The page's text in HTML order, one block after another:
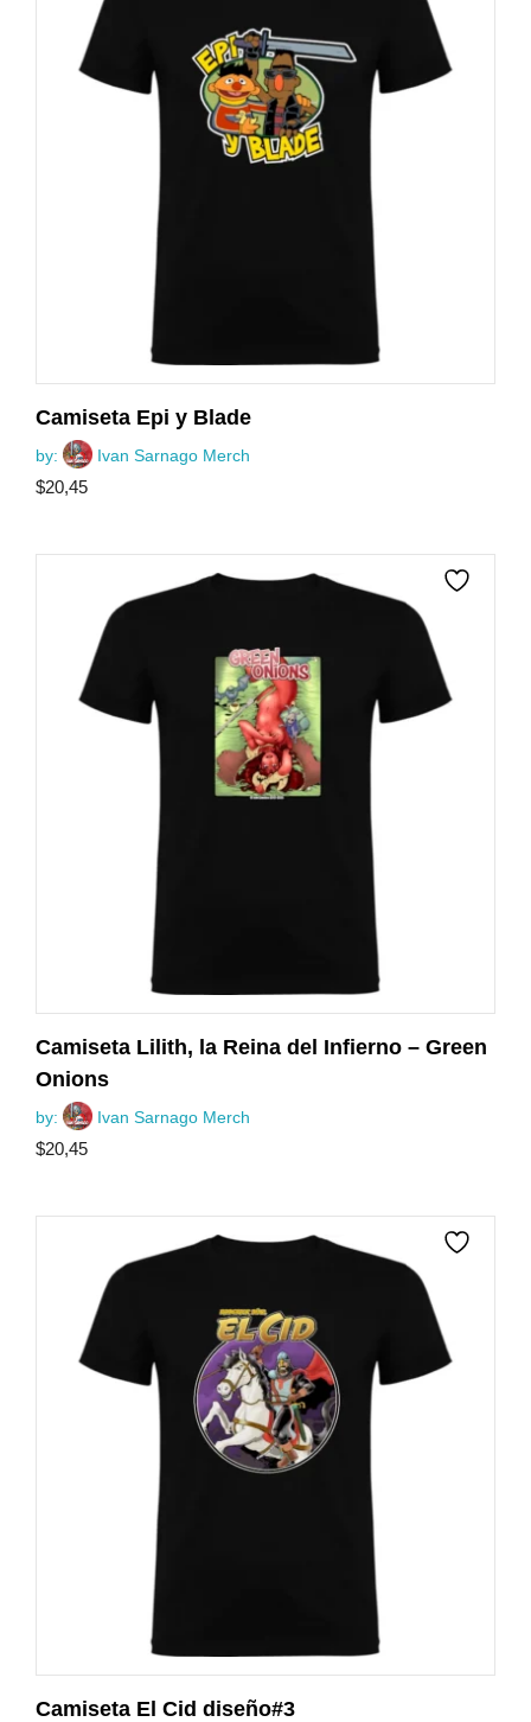
Camiseta Epi y Blade
by: Ivan Sarnago Merch
$20,45
Camiseta Lilith, la Reina del Infierno – Green
Onions
by: Ivan Sarnago Merch
$20,45
Camiseta El Cid diseño#3